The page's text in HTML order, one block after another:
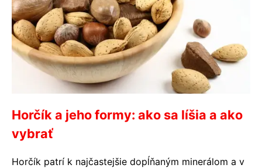
Horčík a jeho formy: ako sa líšia a ako
vybrať
Horčík patrí k najčastejšie dopĺňaným minerálom a v